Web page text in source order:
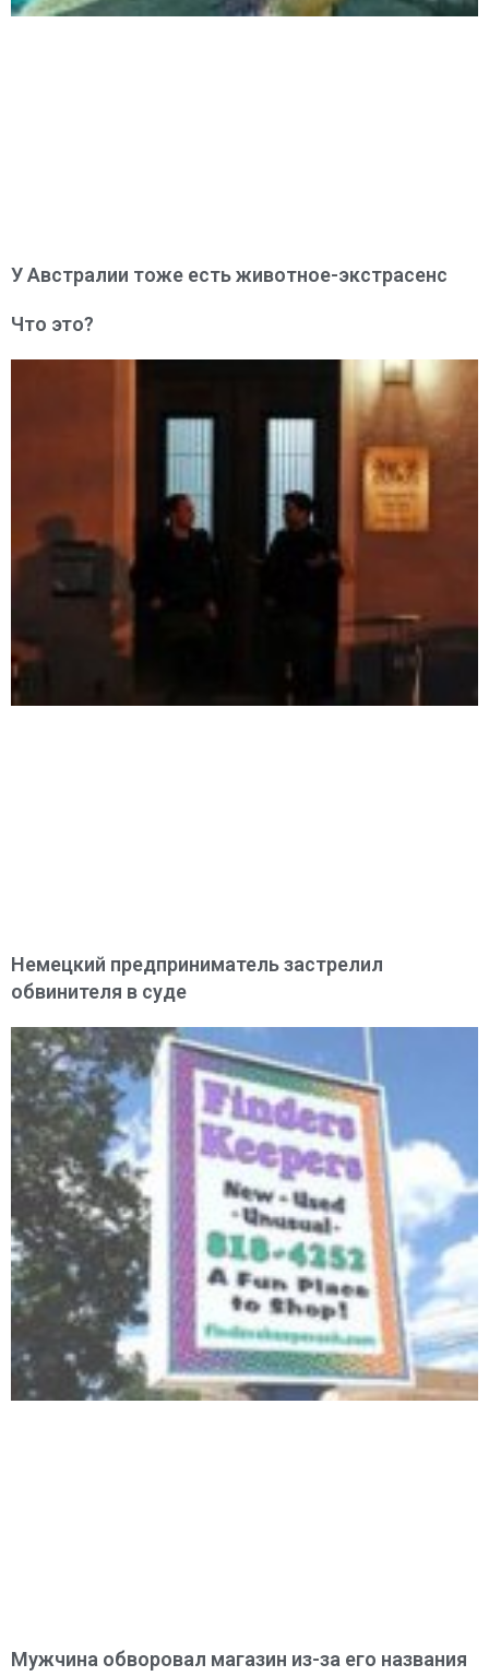
У Австралии тоже есть животное-экстрасенс
Что это?
Немецкий предприниматель застрелил
обвинителя в суде
Мужчина обворовал магазин из-за его названия